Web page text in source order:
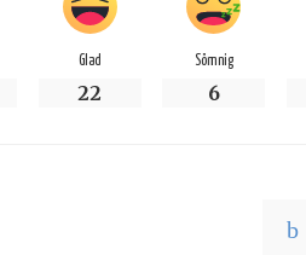
Glad
22
Sömnig
6